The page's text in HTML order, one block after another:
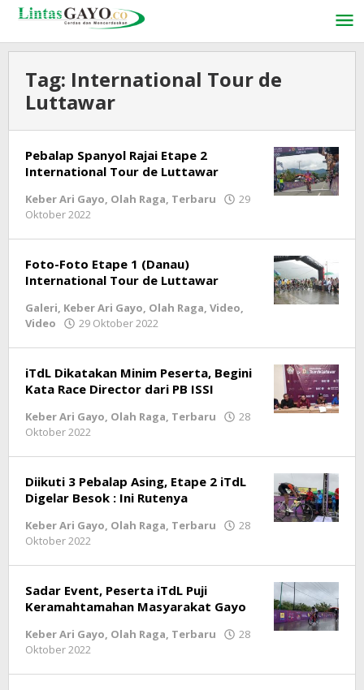
Lewati
konten
Tag: International Tour de
Luttawar
Pebalap Spanyol Rajai Etape 2
International Tour de Luttawar
Keber Ari Gayo, Olah Raga, Terbaru
29
Oktober 2022
Foto-Foto Etape 1 (Danau)
International Tour de Luttawar
Galeri, Keber Ari Gayo, Olah Raga, Video,
Video
29 Oktober 2022
iTdL Dikatakan Minim Peserta, Begini
Kata Race Director dari PB ISSI
Keber Ari Gayo, Olah Raga, Terbaru
28
Oktober 2022
Diikuti 3 Pebalap Asing, Etape 2 iTdL
Digelar Besok : Ini Rutenya
Keber Ari Gayo, Olah Raga, Terbaru
28
Oktober 2022
Sadar Event, Peserta iTdL Puji
Keramahtamahan Masyarakat Gayo
Keber Ari Gayo, Olah Raga, Terbaru
28
Oktober 2022